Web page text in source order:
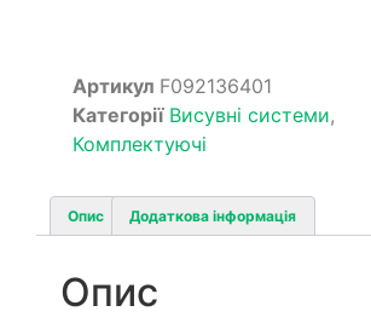
Артикул F092136401
Категорії Висувні системи,
Комплектуючі
Опис Додаткова інформація
Опис